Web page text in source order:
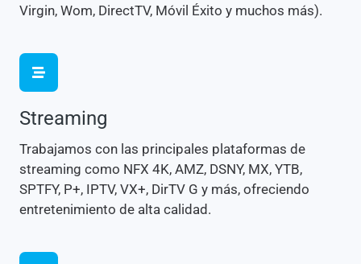
Virgin, Wom, DirectTV, Móvil Éxito y muchos más).
Streaming
Trabajamos con las principales plataformas de
streaming como NFX 4K, AMZ, DSNY, MX, YTB,
SPTFY, P+, IPTV, VX+, DirTV G y más, ofreciendo
entretenimiento de alta calidad.